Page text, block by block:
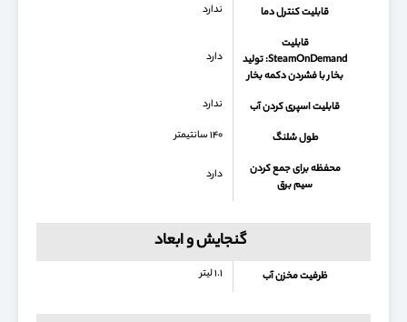
قابلیت کنترل دما ندارد
قابلیت
SteamOnDemand: تولید
بخار با فشردن دکمه بخار
دارد
قابلیت اسپری کردن آب ندارد
طول شلنگ ۱۴۰ سانتیمتر
محفظه برای جمع كردن
سیم برق
دارد
گنجایش و ابعاد
ظرفیت مخزن آب ۱.۱ لیتر